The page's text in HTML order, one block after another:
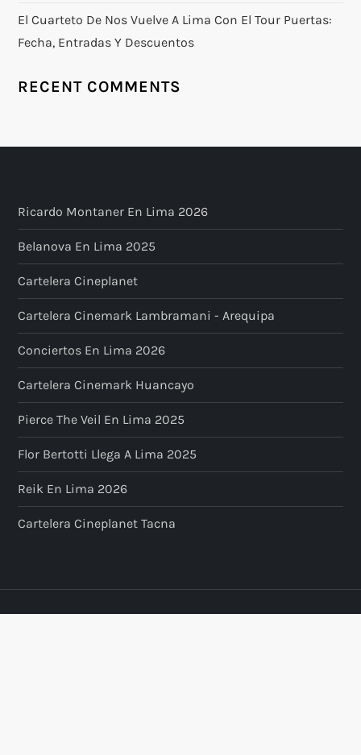
El Cuarteto De Nos Vuelve A Lima Con El Tour Puertas:
Fecha, Entradas Y Descuentos
RECENT COMMENTS
Ricardo Montaner En Lima 2026
Belanova En Lima 2025
Cartelera Cineplanet
Cartelera Cinemark Lambramani - Arequipa
Conciertos En Lima 2026
Cartelera Cinemark Huancayo
Pierce The Veil En Lima 2025
Flor Bertotti Llega A Lima 2025
Reik En Lima 2026
Cartelera Cineplanet Tacna